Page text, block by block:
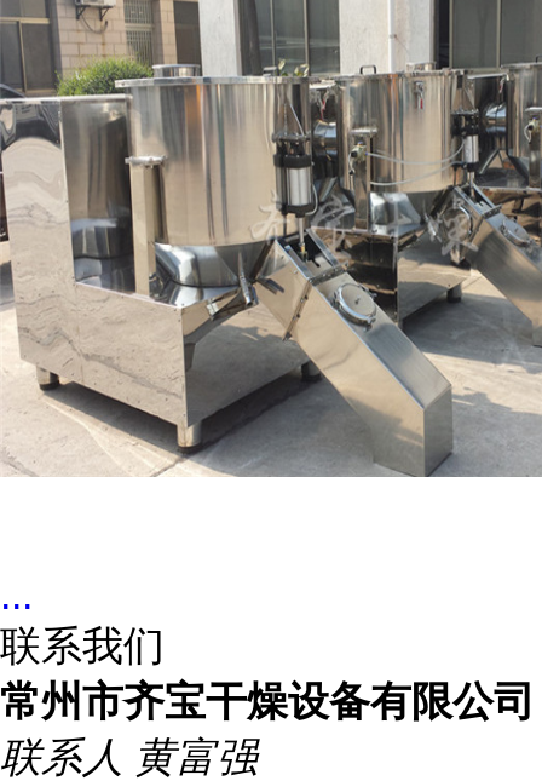
...
联系我们
常州市齐宝干燥设备有限公司
联系人 黄富强